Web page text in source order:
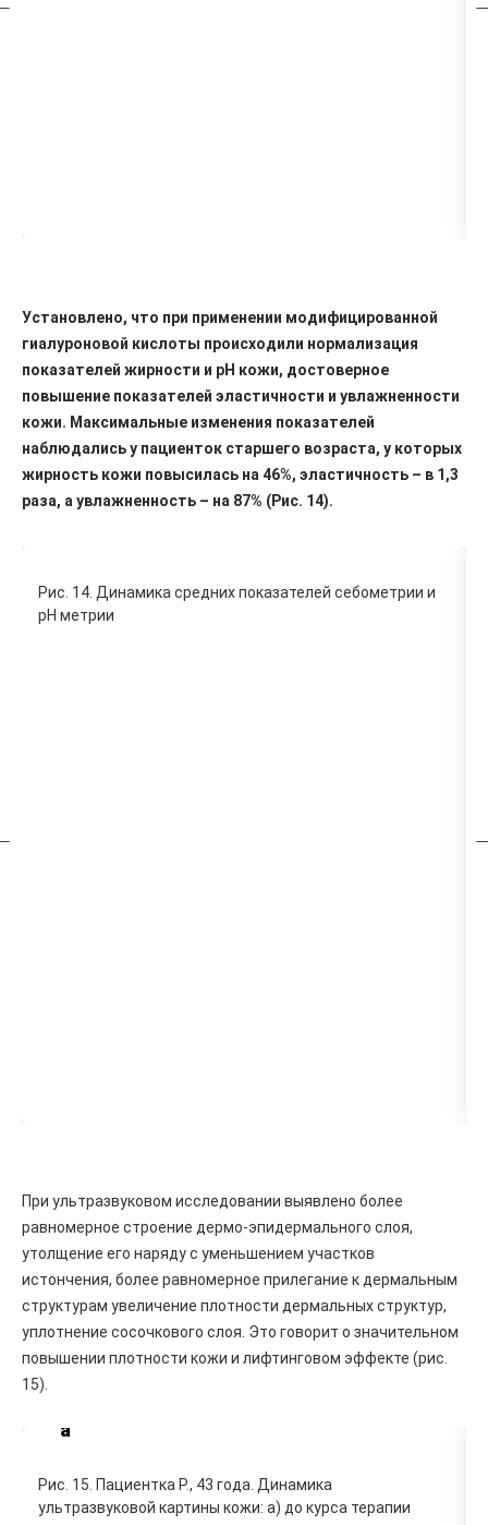
Установлено, что при применении модифицированной
гиалуроновой кислоты происходили нормализация
показателей жирности и pH кожи, достоверное
повышение показателей эластичности и увлажненности
кожи. Максимальные изменения показателей
наблюдались у пациенток старшего возраста, у которых
жирность кожи повысилась на 46%, эластичность – в 1,3
раза, а увлажненность – на 87% (Рис. 14).
Рис. 14. Динамика средних показателей себометрии и
pH метрии
При ультразвуковом исследовании выявлено более
равномерное строение дермо-эпидермального слоя,
утолщение его наряду с уменьшением участков
истончения, более равномерное прилегание к дермальным
структурам увеличение плотности дермальных структур,
уплотнение сосочкового слоя. Это говорит о значительном
повышении плотности кожи и лифтинговом эффекте (рис.
15).
а
Рис. 15. Пациентка Р., 43 года. Динамика
ультразвуковой картины кожи: а) до курса терапии